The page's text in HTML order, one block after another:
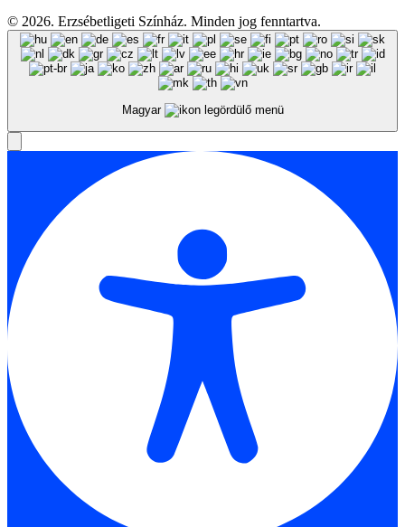
© 2026. Erzsébetligeti Színház. Minden jog fenntartva.
Magyar